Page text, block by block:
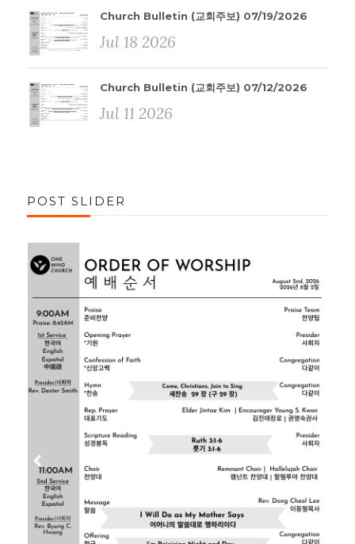
Church Bulletin (교회주보) 07/19/2026
Jul 18 2026
Church Bulletin (교회주보) 07/12/2026
Jul 11 2026
POST SLIDER